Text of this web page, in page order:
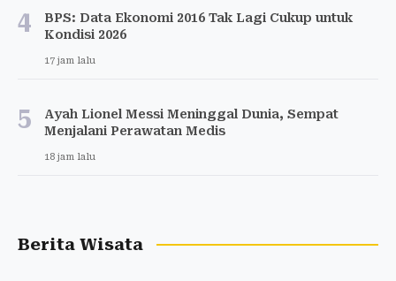
4
BPS: Data Ekonomi 2016 Tak Lagi Cukup untuk
Kondisi 2026
17 jam lalu
5
Ayah Lionel Messi Meninggal Dunia, Sempat
Menjalani Perawatan Medis
18 jam lalu
Berita Wisata